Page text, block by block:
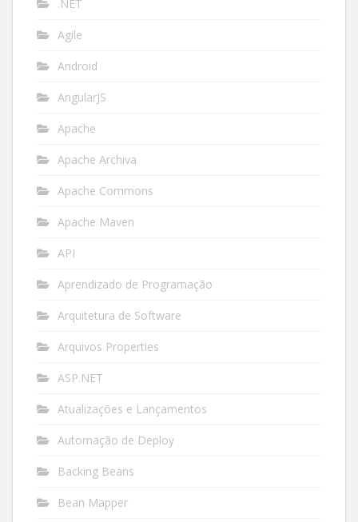
.NET
Agile
Android
AngularJS
Apache
Apache Archiva
Apache Commons
Apache Maven
API
Aprendizado de Programação
Arquitetura de Software
Arquivos Properties
ASP.NET
Atualizações e Lançamentos
Automação de Deploy
Backing Beans
Bean Mapper